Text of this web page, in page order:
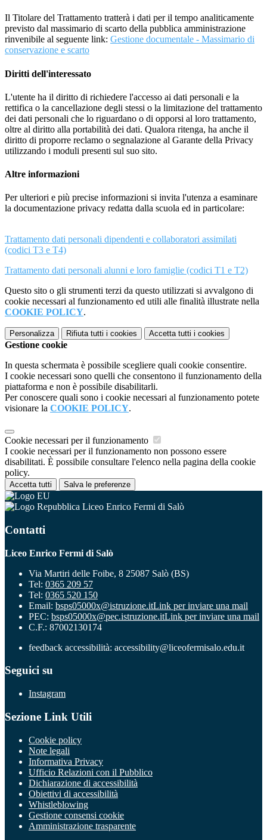
Il Titolare del Trattamento tratterà i dati per il tempo analiticamente
previsto dal massimario di scarto della pubblica amministrazione
rinvenibile al seguente link: Gestione documentale - Massimario di
conservazione e scarto
Diritti dell'interessato
L'utente ha il diritto di richiedere l'accesso ai dati personali e la
rettifica o la cancellazione degli stessi o la limitazione del trattamento
dei dati personali che lo riguardano o di opporsi al loro trattamento,
oltre al diritto alla portabilità dei dati. Qualora ritenga, ha anche il
diritto di proporre reclamo o segnalazione al Garante della Privacy
utilizzando i moduli presenti sul suo sito.
Altre informazioni
Per ulteriori e più precise informazioni si invita l'utenza a esaminare
la documentazione privacy redatta dalla scuola ed in particolare:
Trattamento dati personali dipendenti e collaboratori assimilati
(codici T3 e T4)
Trattamento dati personali alunni e loro famiglie (codici T1 e T2)
Questo sito o gli strumenti terzi da questo utilizzati si avvalgono di
cookie necessari al funzionamento ed utili alle finalità illustrate nella
COOKIE POLICY.
Personalizza Rifiuta tutti i cookies Accetta tutti i cookies
Gestione cookie
In questa schermata è possibile scegliere quali cookie consentire.
I cookie necessari sono quelli che consentono il funzionamento della
piattaforma e non è possibile disabilitarli.
Per conoscere quali sono i cookie necessari al funzionamento potete
visionare la COOKIE POLICY.
Cookie necessari per il funzionamento
I cookie necessari per il funzionamento non possono essere
disabilitati. È possibile consultare l'elenco nella pagina della cookie
policy.
Accetta tutti Salva le preferenze
Liceo Enrico Fermi di Salò
Contatti
Liceo Enrico Fermi di Salò
Via Martiri delle Foibe, 8 25087 Salò (BS)
Tel: 0365 209 57
Tel: 0365 520 150
Email: bsps05000x@istruzione.itLink per inviare una mail
PEC: bsps05000x@pec.istruzione.itLink per inviare una mail
C.F.: 87002130174
feedback accessibilità: accessibility@liceofermisalo.edu.it
Seguici su
Instagram
Sezione Link Utili
Cookie policy
Note legali
Informativa Privacy
Ufficio Relazioni con il Pubblico
Dichiarazione di accessibilità
Obiettivi di accessibilità
Whistleblowing
Gestione consensi cookie
Amministrazione trasparente